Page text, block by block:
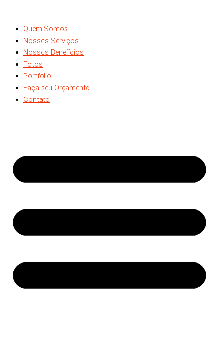
conteúdo
Quem Somos
Nossos Serviços
Nossos Benefícios
Fotos
Portfolio
Faça seu Orçamento
Contato
u
i
s
r
: